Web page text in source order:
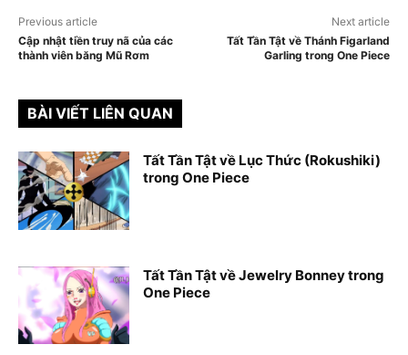
Previous article
Cập nhật tiền truy nã của các
thành viên băng Mũ Rơm
Next article
Tất Tần Tật về Thánh Figarland
Garling trong One Piece
BÀI VIẾT LIÊN QUAN
Tất Tần Tật về Lục Thức (Rokushiki)
trong One Piece
Tất Tần Tật về Jewelry Bonney trong
One Piece